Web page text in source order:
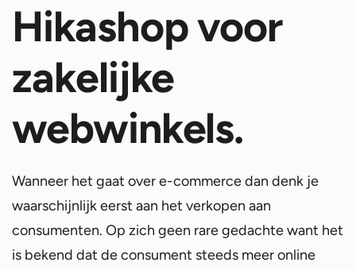
Hikashop voor
zakelijke
webwinkels.
Wanneer het gaat over e-commerce dan denk je
waarschijnlijk eerst aan het verkopen aan
consumenten. Op zich geen rare gedachte want het
is bekend dat de consument steeds meer online